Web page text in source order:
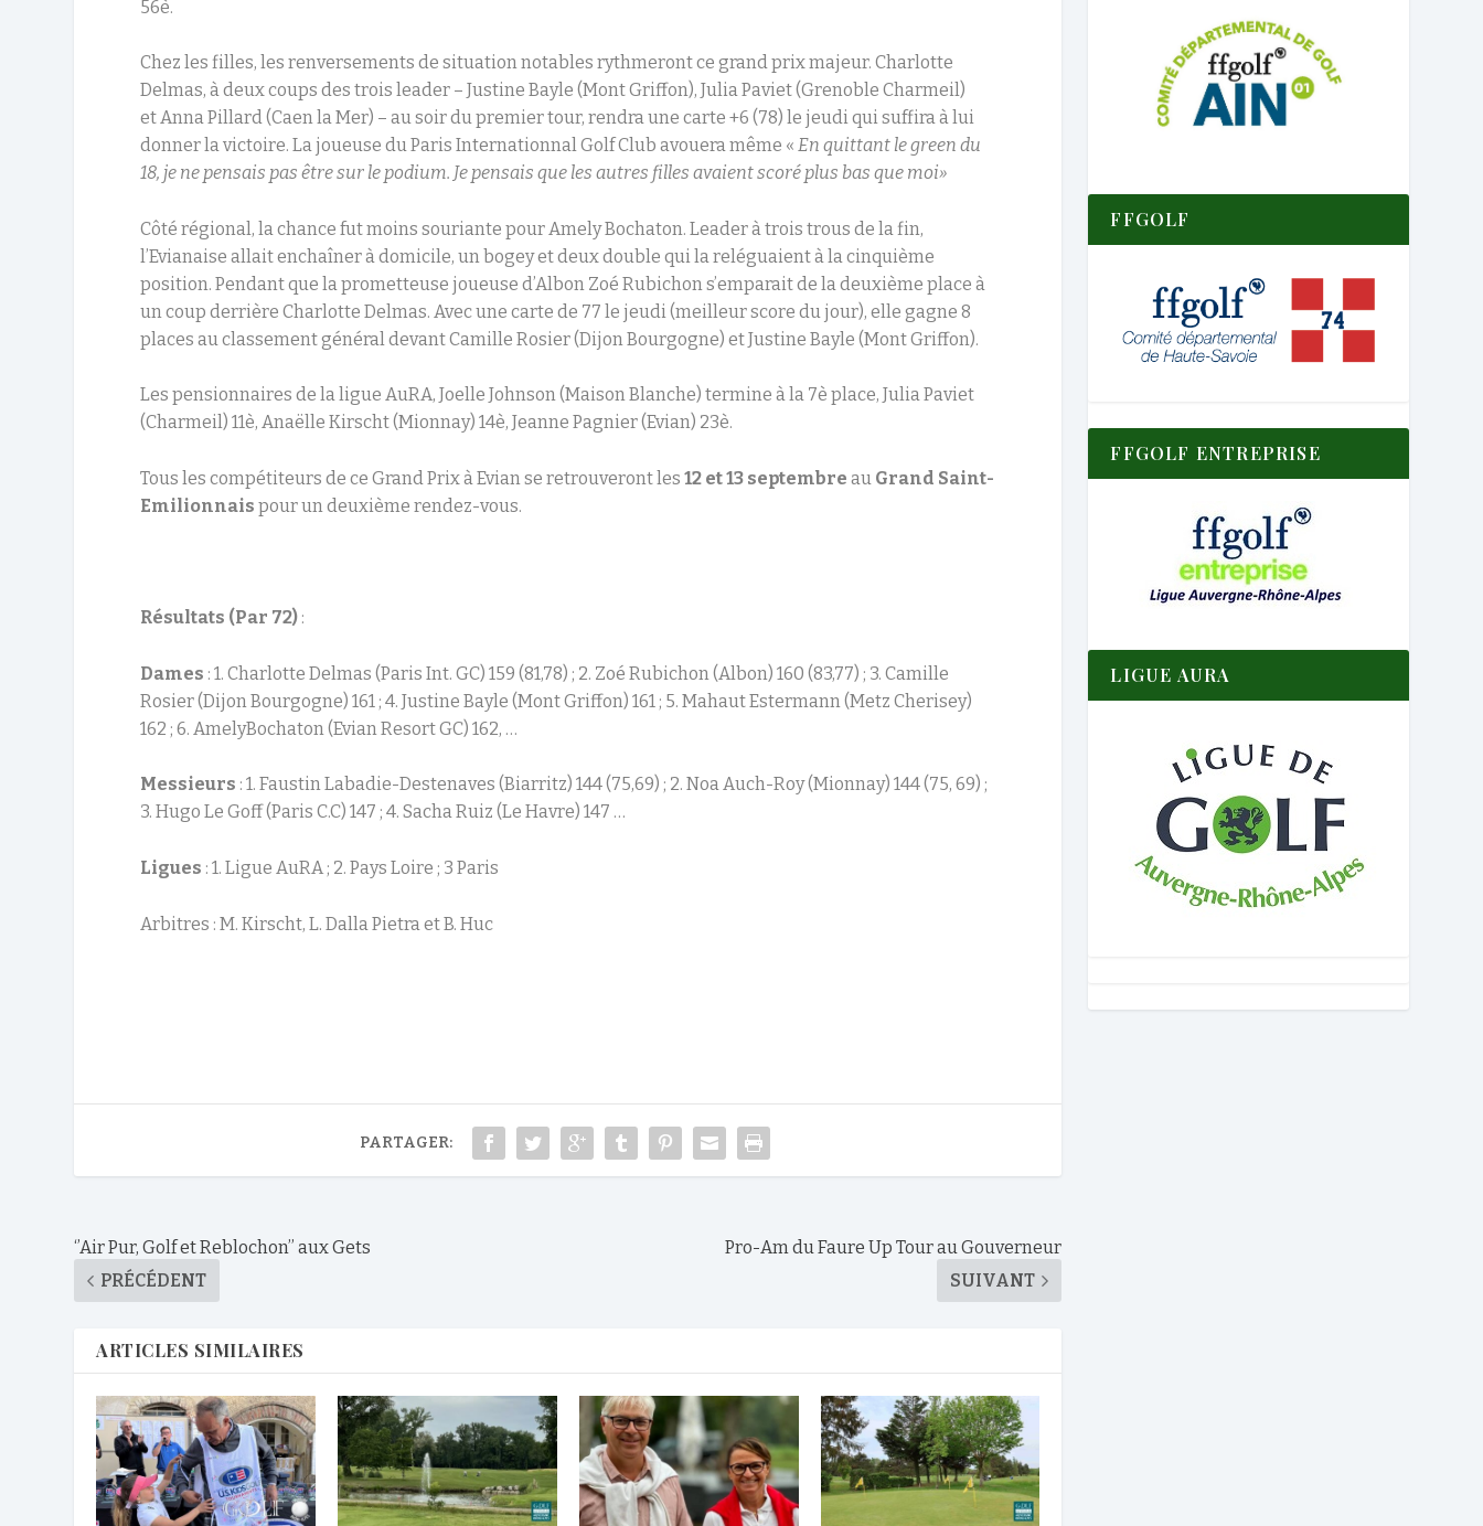
56è.
Chez les filles, les renversements de situation notables rythmeront ce grand prix majeur. Charlotte
Delmas, à deux coups des trois leader – Justine Bayle (Mont Griffon), Julia Paviet (Grenoble Charmeil)
et Anna Pillard (Caen la Mer) – au soir du premier tour, rendra une carte +6 (78) le jeudi qui suffira à lui
donner la victoire. La joueuse du Paris Internationnal Golf Club avouera même «En quittant le green du
18, je ne pensais pas être sur le podium. Je pensais que les autres filles avaient scoré plus bas que moi»
Côté régional, la chance fut moins souriante pour Amely Bochaton. Leader à trois trous de la fin,
l’Evianaise allait enchaîner à domicile, un bogey et deux double qui la reléguaient à la cinquième
position. Pendant que la prometteuse joueuse d’Albon Zoé Rubichon s’emparait de la deuxième place à
un coup derrière Charlotte Delmas. Avec une carte de 77 le jeudi (meilleur score du jour), elle gagne 8
places au classement général devant Camille Rosier (Dijon Bourgogne) et Justine Bayle (Mont Griffon).
Les pensionnaires de la ligue AuRA, Joelle Johnson (Maison Blanche) termine à la 7è place, Julia Paviet
(Charmeil) 11è, Anaëlle Kirscht (Mionnay) 14è, Jeanne Pagnier (Evian) 23è.
Tous les compétiteurs de ce Grand Prix à Evian se retrouveront les12 et 13 septembre au Grand Saint-
Emilionnais pour un deuxième rendez-vous.
Résultats (Par 72) :
Dames : 1. Charlotte Delmas (Paris Int. GC) 159 (81,78) ; 2. Zoé Rubichon (Albon) 160 (83,77) ; 3. Camille
Rosier (Dijon Bourgogne) 161 ; 4. Justine Bayle (Mont Griffon) 161 ; 5. Mahaut Estermann (Metz Cherisey)
162 ; 6. AmelyBochaton (Evian Resort GC) 162, …
Messieurs : 1. Faustin Labadie-Destenaves (Biarritz) 144 (75,69) ; 2. Noa Auch-Roy (Mionnay) 144 (75, 69) ;
3. Hugo Le Goff (Paris C.C) 147 ; 4. Sacha Ruiz (Le Havre) 147 …
Ligues : 1. Ligue AuRA ; 2. Pays Loire ; 3 Paris
Arbitres : M. Kirscht, L. Dalla Pietra et B. Huc
PARTAGER:
‘’Air Pur, Golf et Reblochon’’ aux Gets
PRÉCÉDENT
Pro-Am du Faure Up Tour au Gouverneur
SUIVANT
ARTICLES SIMILAIRES
FFGOLF
FFGOLF ENTREPRISE
LIGUE AURA